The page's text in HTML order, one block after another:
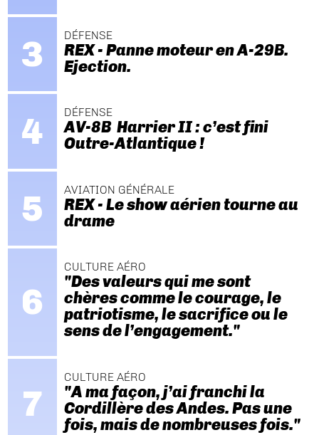
DÉFENSE
REX - Panne moteur en A-29B.
Ejection.
DÉFENSE
AV-8B Harrier II : c’est fini
Outre-Atlantique !
AVIATION GÉNÉRALE
REX - Le show aérien tourne au
drame
CULTURE AÉRO
"Des valeurs qui me sont
chères comme le courage, le
patriotisme, le sacrifice ou le
sens de l’engagement."
CULTURE AÉRO
"A ma façon, j’ai franchi la
Cordillère des Andes. Pas une
fois, mais de nombreuses fois."